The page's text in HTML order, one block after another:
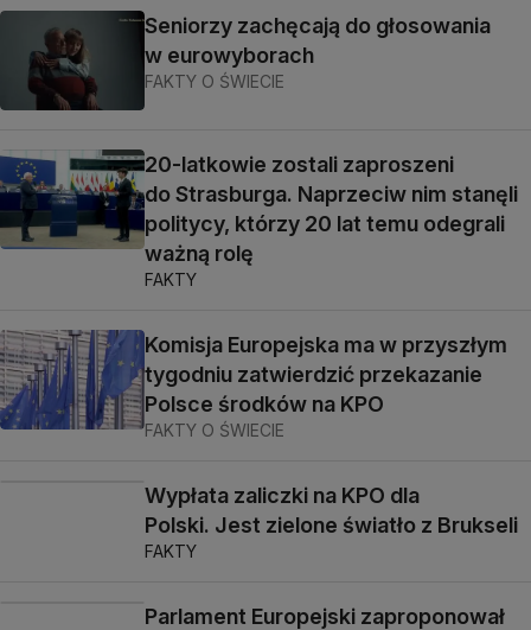
Seniorzy zachęcają do głosowania
w eurowyborach
FAKTY O ŚWIECIE
20-latkowie zostali zaproszeni
do Strasburga. Naprzeciw nim stanęli
politycy, którzy 20 lat temu odegrali
ważną rolę
FAKTY
Komisja Europejska ma w przyszłym
tygodniu zatwierdzić przekazanie
Polsce środków na KPO
FAKTY O ŚWIECIE
Wypłata zaliczki na KPO dla
Polski. Jest zielone światło z Brukseli
FAKTY
Parlament Europejski zaproponował